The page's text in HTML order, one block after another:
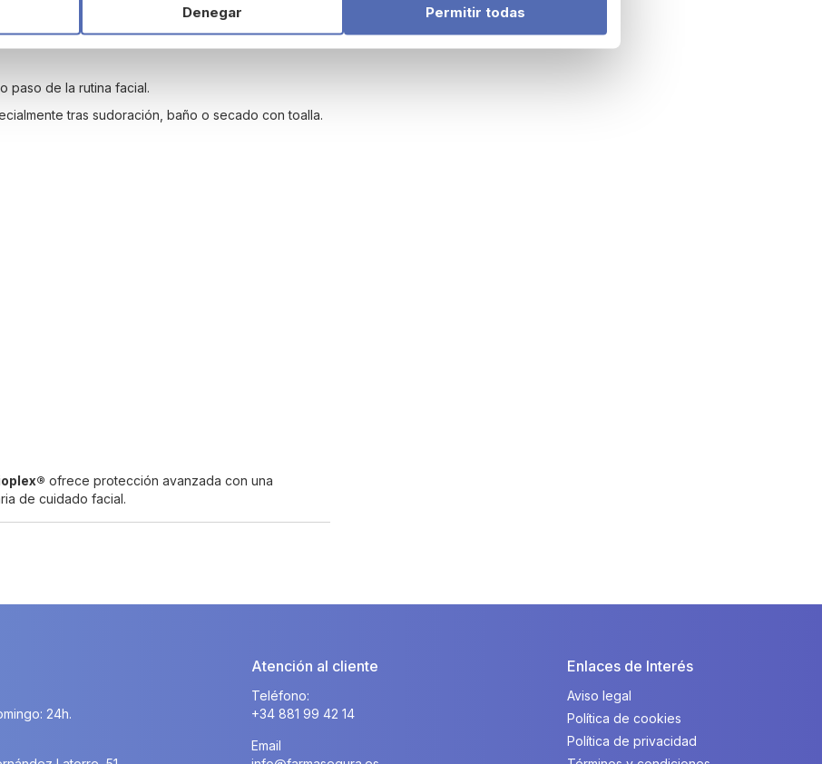
paso de la rutina facial.
tras sudoración, baño o secado con toalla.
ofrece protección avanzada con una
de cuidado facial.
Denegar Permitir todas
24h.
Atención al cliente
Teléfono:
+34 881 99 42 14
Email
Enlaces de Interés
Aviso legal
Política de cookies
Política de privacidad